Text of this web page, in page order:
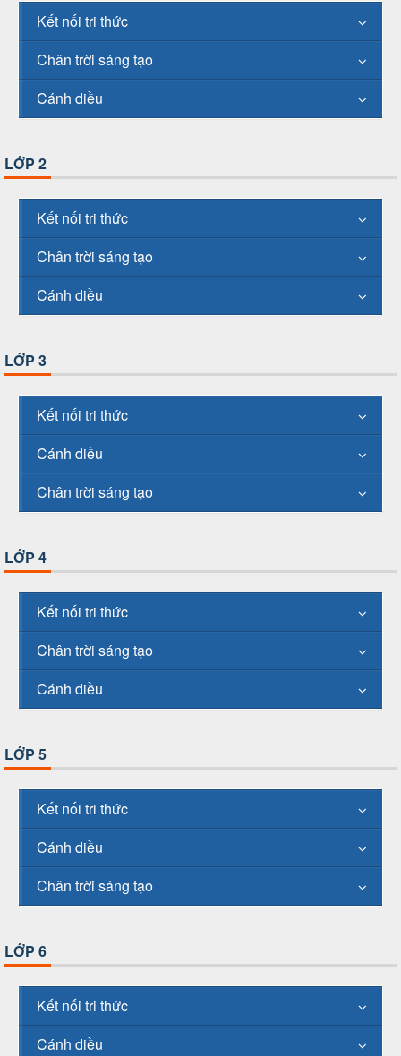
Kết nối tri thức
Chân trời sáng tạo
Cánh diều
LỚP 2
Kết nối tri thức
Chân trời sáng tạo
Cánh diều
LỚP 3
Kết nối tri thức
Cánh diều
Chân trời sáng tạo
LỚP 4
Kết nối tri thức
Chân trời sáng tạo
Cánh diều
LỚP 5
Kết nối tri thức
Cánh diều
Chân trời sáng tạo
LỚP 6
Kết nối tri thức
Cánh diều